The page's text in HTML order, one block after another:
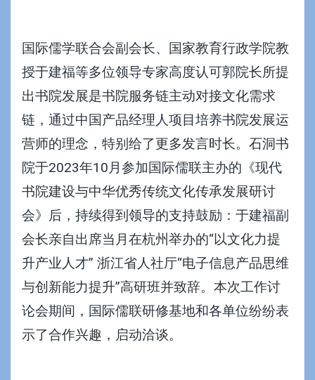
国际儒学联合会副会长、国家教育行政学院教
授于建福等多位领导专家高度认可郭院长所提
出书院发展是书院服务链主动对接文化需求
链，通过中国产品经理人项目培养书院发展运
营师的理念，特别给了更多发言时长。石洞书
院于2023年10月参加国际儒联主办的《现代
书院建设与中华优秀传统文化传承发展研讨
会》后，持续得到领导的支持鼓励：于建福副
会长亲自出席当月在杭州举办的“以文化力提
升产业人才” 浙江省人社厅“电子信息产品思维
与创新能力提升”高研班并致辞。本次工作讨
论会期间，国际儒联研修基地和各单位纷纷表
示了合作兴趣，启动洽谈。